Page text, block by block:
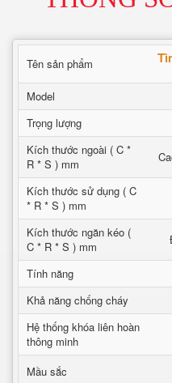
Tên sản phẩm
Model
Trọng lượng
Kích thước ngoài ( C *
R * S ) mm
Kích thước sử dụng ( C
* R * S ) mm
Kích thước ngăn kéo (
C * R * S ) mm
Tính năng
Khả năng chống cháy
Hệ thống khóa liên hoàn
thông minh
Mầu sắc